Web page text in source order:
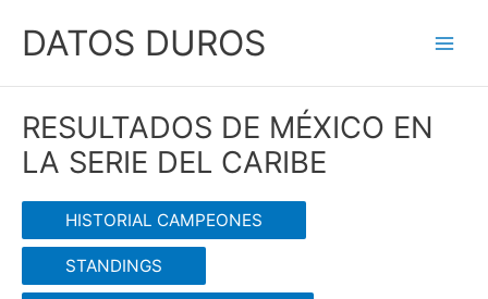
DATOS DUROS
RESULTADOS DE MÉXICO EN
LA SERIE DEL CARIBE
HISTORIAL CAMPEONES
STANDINGS